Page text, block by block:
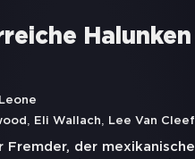
Halunken
, Eli Wallach, Lee Van Cleef
Fremder, der mexikanische